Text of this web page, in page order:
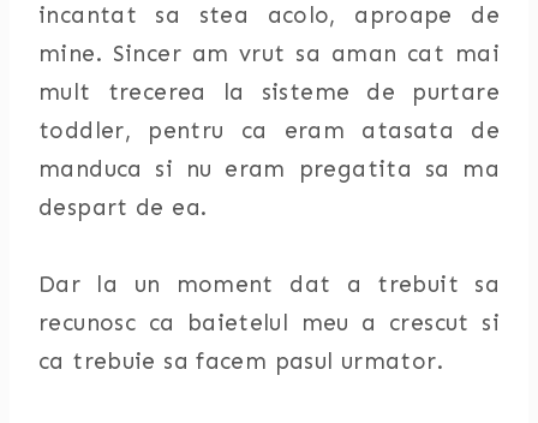
incantat sa stea acolo, aproape de
mine. Sincer am vrut sa aman cat mai
mult trecerea la sisteme de purtare
toddler, pentru ca eram atasata de
manduca si nu eram pregatita sa ma
despart de ea.
Dar la un moment dat a trebuit sa
recunosc ca baietelul meu a crescut si
ca trebuie sa facem pasul urmator.